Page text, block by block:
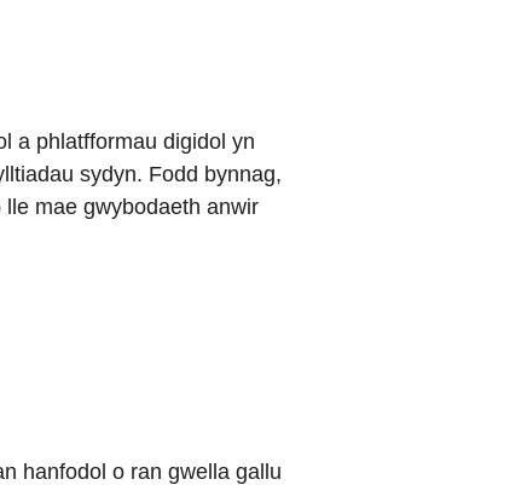
a phlatfformau digidol yn
sydyn. Fodd bynnag,
mae gwybodaeth anwir
hanfodol o ran gwella gallu